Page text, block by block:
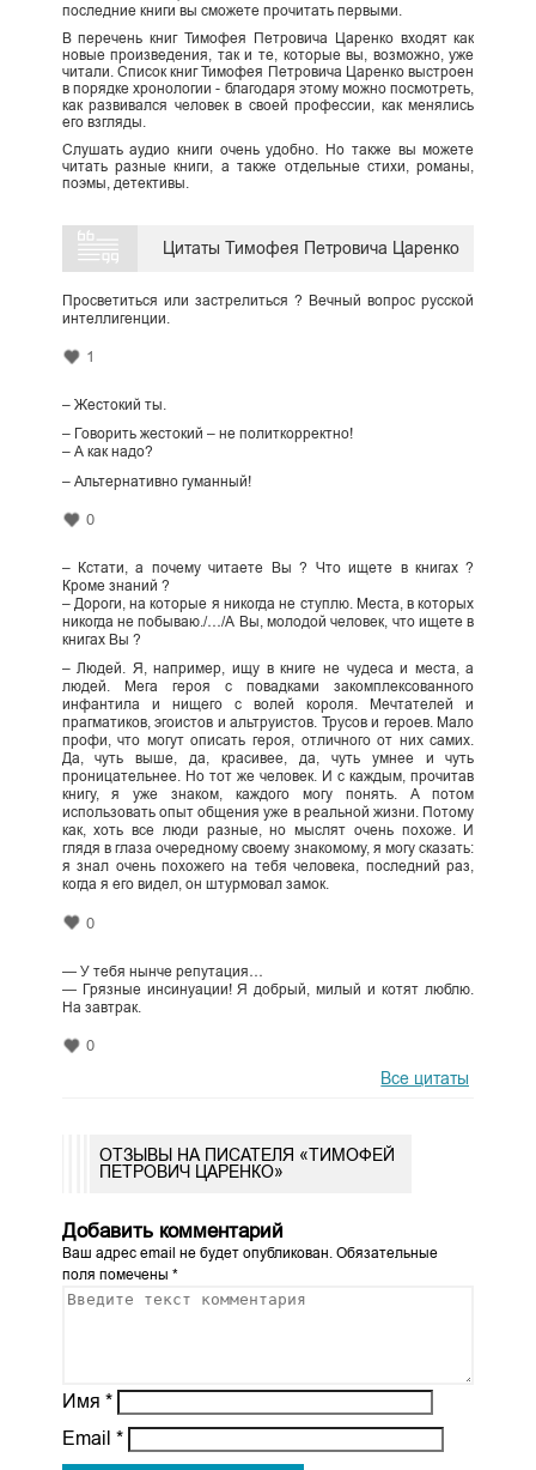
последние книги вы сможете прочитать первыми.
В перечень книг Тимофея Петровича Царенко входят как
новые произведения, так и те, которые вы, возможно, уже
читали. Список книг Тимофея Петровича Царенко выстроен
в порядке хронологии - благодаря этому можно посмотреть,
как развивался человек в своей профессии, как менялись
его взгляды.
Слушать аудио книги очень удобно. Но также вы можете
читать разные книги, а также отдельные стихи, романы,
поэмы, детективы.
Цитаты Тимофея Петровича Царенко
Просветиться или застрелиться ? Вечный вопрос русской
интеллигенции.
1
– Жестокий ты.
– Говорить жестокий – не политкорректно!
– А как надо?
– Альтернативно гуманный!
0
– Кстати, а почему читаете Вы ? Что ищете в книгах ?
Кроме знаний ?
– Дороги, на которые я никогда не ступлю. Места, в которых
никогда не побываю./…/А Вы, молодой человек, что ищете в
книгах Вы ?
– Людей. Я, например, ищу в книге не чудеса и места, а
людей. Мега героя с повадками закомплексованного
инфантила и нищего с волей короля. Мечтателей и
прагматиков, эгоистов и альтруистов. Трусов и героев. Мало
профи, что могут описать героя, отличного от них самих.
Да, чуть выше, да, красивее, да, чуть умнее и чуть
проницательнее. Но тот же человек. И с каждым, прочитав
книгу, я уже знаком, каждого могу понять. А потом
использовать опыт общения уже в реальной жизни. Потому
как, хоть все люди разные, но мыслят очень похоже. И
глядя в глаза очередному своему знакомому, я могу сказать:
я знал очень похожего на тебя человека, последний раз,
когда я его видел, он штурмовал замок.
0
— У тебя нынче репутация…
— Грязные инсинуации! Я добрый, милый и котят люблю.
На завтрак.
0
Все цитаты
ОТЗЫВЫ НА ПИСАТЕЛЯ «ТИМОФЕЙ
ПЕТРОВИЧ ЦАРЕНКО»
Добавить комментарий
Ваш адрес email не будет опубликован.Обязательные
поля помечены *
Имя *
Email *